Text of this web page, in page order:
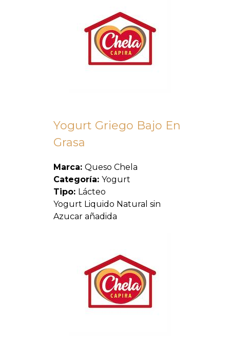
Yogurt Griego Bajo En
Grasa
Marca: Queso Chela
Categoría: Yogurt
Tipo: Lácteo
Yogurt Liquido Natural sin
Azucar añadida